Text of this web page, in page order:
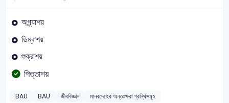
অগ্ন্যাশয়
ডিম্বাশয়
শুক্রাশয়
পিত্তাশয়
BAU BAU জীববিজ্ঞান মানবদেহের অন্তঃক্ষরা গ্রন্থিসমূহ